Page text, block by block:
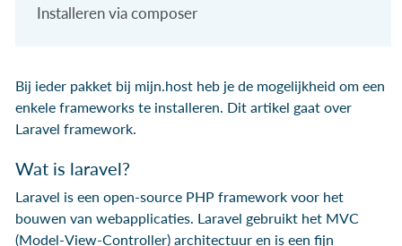
Installeren via composer
Bij ieder pakket bij mijn.host heb je de mogelijkheid om een
enkele frameworks te installeren. Dit artikel gaat over
Laravel framework.
Wat is laravel?
Laravel is een open-source PHP framework voor het
bouwen van webapplicaties. Laravel gebruikt het MVC
(Model-View-Controller) architectuur en is een fijn